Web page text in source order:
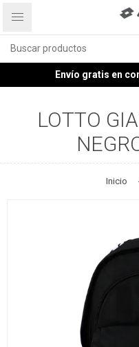
Envío gratis en
LOTTO
Inicio